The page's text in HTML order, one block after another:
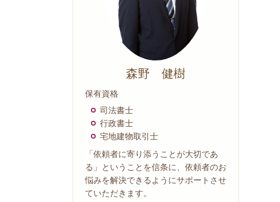
森野 健樹
保有資格
司法書士
行政書士
宅地建物取引士
「依頼者に寄り添うことが大切であ
る」ということを信条に、依頼者のお
悩みを解決できるようにサポートさせ
ていただきます。